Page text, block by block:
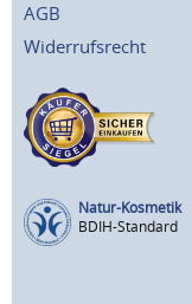
AGB
Widerrufsrecht
Natur-Kosmetik
BDIH-Standard